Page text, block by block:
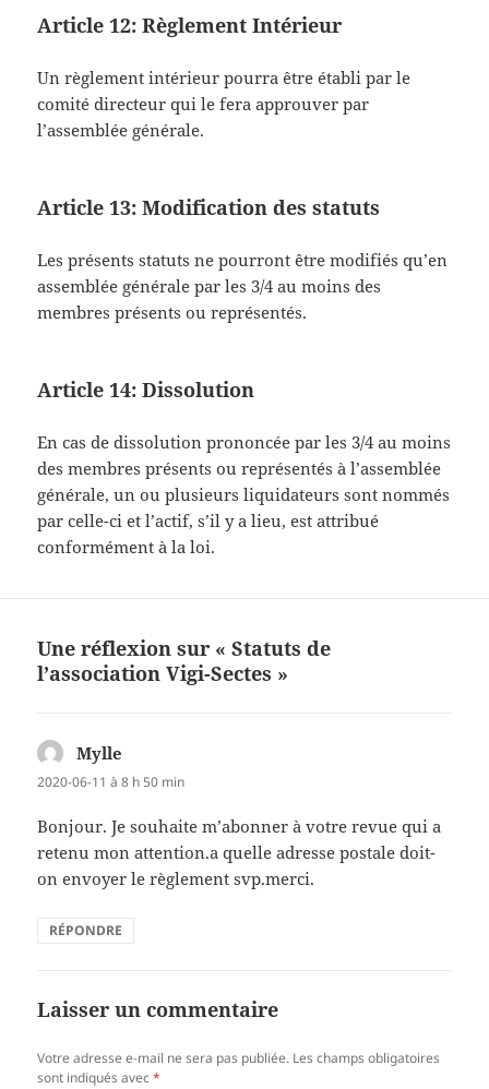
Article 12: Règlement Intérieur
Un règlement intérieur pourra être établi par le
comité directeur qui le fera approuver par
l’assemblée générale.
Article 13: Modification des statuts
Les présents statuts ne pourront être modifiés qu’en
assemblée générale par les 3/4 au moins des
membres présents ou représentés.
Article 14: Dissolution
En cas de dissolution prononcée par les 3/4 au moins
des membres présents ou représentés à l’assemblée
générale, un ou plusieurs liquidateurs sont nommés
par celle-ci et l’actif, s’il y a lieu, est attribué
conformément à la loi.
Une réflexion sur « Statuts de
l’association Vigi-Sectes »
Mylle
2020-06-11 à 8 h 50 min
Bonjour. Je souhaite m’abonner à votre revue qui a
retenu mon attention.a quelle adresse postale doit-
on envoyer le règlement svp.merci.
RÉPONDRE
Laisser un commentaire
Votre adresse e-mail ne sera pas publiée. Les champs obligatoires
sont indiqués avec*